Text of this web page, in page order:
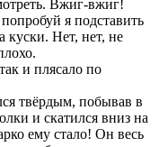
Вжиг-вжиг!
я подставить
куски. Нет, нет, не
и плясало по
твёрдым, побывав в
и скатился вниз на
ему стало! Он весь